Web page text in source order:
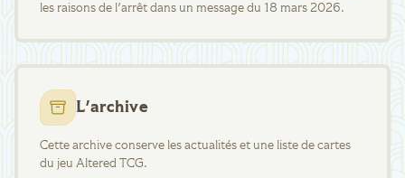
les raisons de l'arrêt dans un message du 18 mars 2026.
L'archive
Cette archive conserve les actualités et une liste de cartes
du jeu Altered TCG.